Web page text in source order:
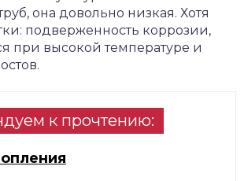
она довольно низкая. Хотя
подверженность коррозии,
при высокой температуре и
к прочтению: